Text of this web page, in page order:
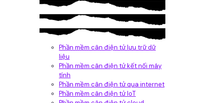
Phần mềm cân điện tử lưu trữ dữ
liệu
Phần mềm cân điện tử kết nối máy
tính
Phần mềm cân điện tử qua internet
Phần mềm cân điện tử IoT